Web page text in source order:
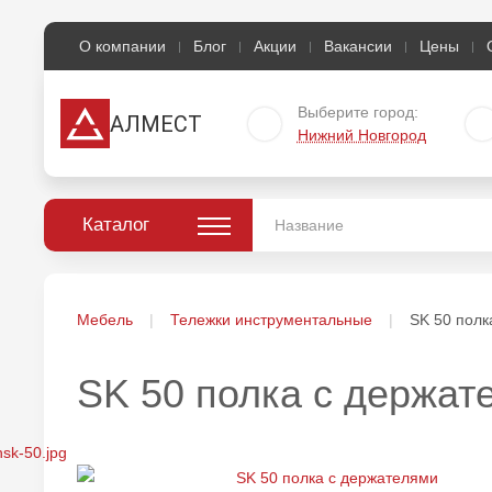
О компании Блог Акции Вакансии Цены
АЛМЕСТ
Выберите город:
Нижний Новгород
Каталог
Мебель Тележки инструментальные SK 50
SK 50 полка с